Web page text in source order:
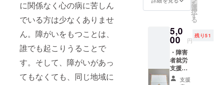
に関係なく心の病に苦しん
でいる方は少なくありませ
ん。障がいをもつことは、
誰でも起こりうることで
す。そして、障がいがあっ
てもなくても、同じ地域に
ゴム、
ぽち
ハーブ
ティー
バッ
グ、ア
ロマス
トー
ン、
を
選
択
す
る
5,0
00 円
残り51
・障害
者就労
支援施
設で製
支援